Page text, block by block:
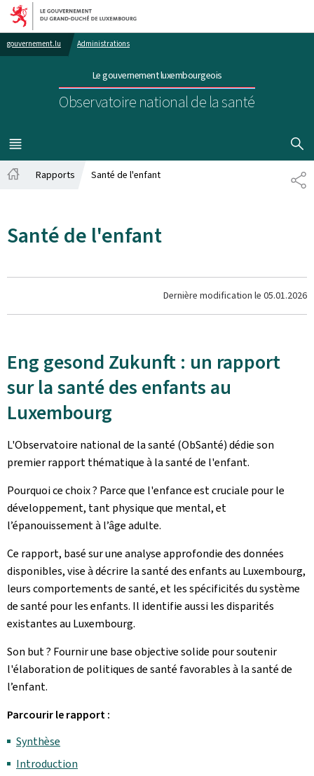
Aller au menu principal
Aller au contenu
gouvernement.lu Administrations
Le gouvernement luxembourgeois
Observatoire national de la santé
MENU
PRINCIPAL
Rapports Santé de l'enfant
Santé de l'enfant
Dernière modification le 05.01.2026
Eng gesond Zukunft : un rapport
sur la santé des enfants au
Luxembourg
L'Observatoire national de la santé (ObSanté) dédie son
premier rapport thématique à la santé de l'enfant.
Pourquoi ce choix ? Parce que l'enfance est cruciale pour le
développement, tant physique que mental, et
l’épanouissement à l’âge adulte.
Ce rapport, basé sur une analyse approfondie des données
disponibles, vise à décrire la santé des enfants au Luxembourg,
leurs comportements de santé, et les spécificités du système
de santé pour les enfants. Il identifie aussi les disparités
existantes au Luxembourg.
Son but ? Fournir une base objective solide pour soutenir
l'élaboration de politiques de santé favorables à la santé de
l’enfant.
Parcourir le rapport :
Synthèse
Introduction